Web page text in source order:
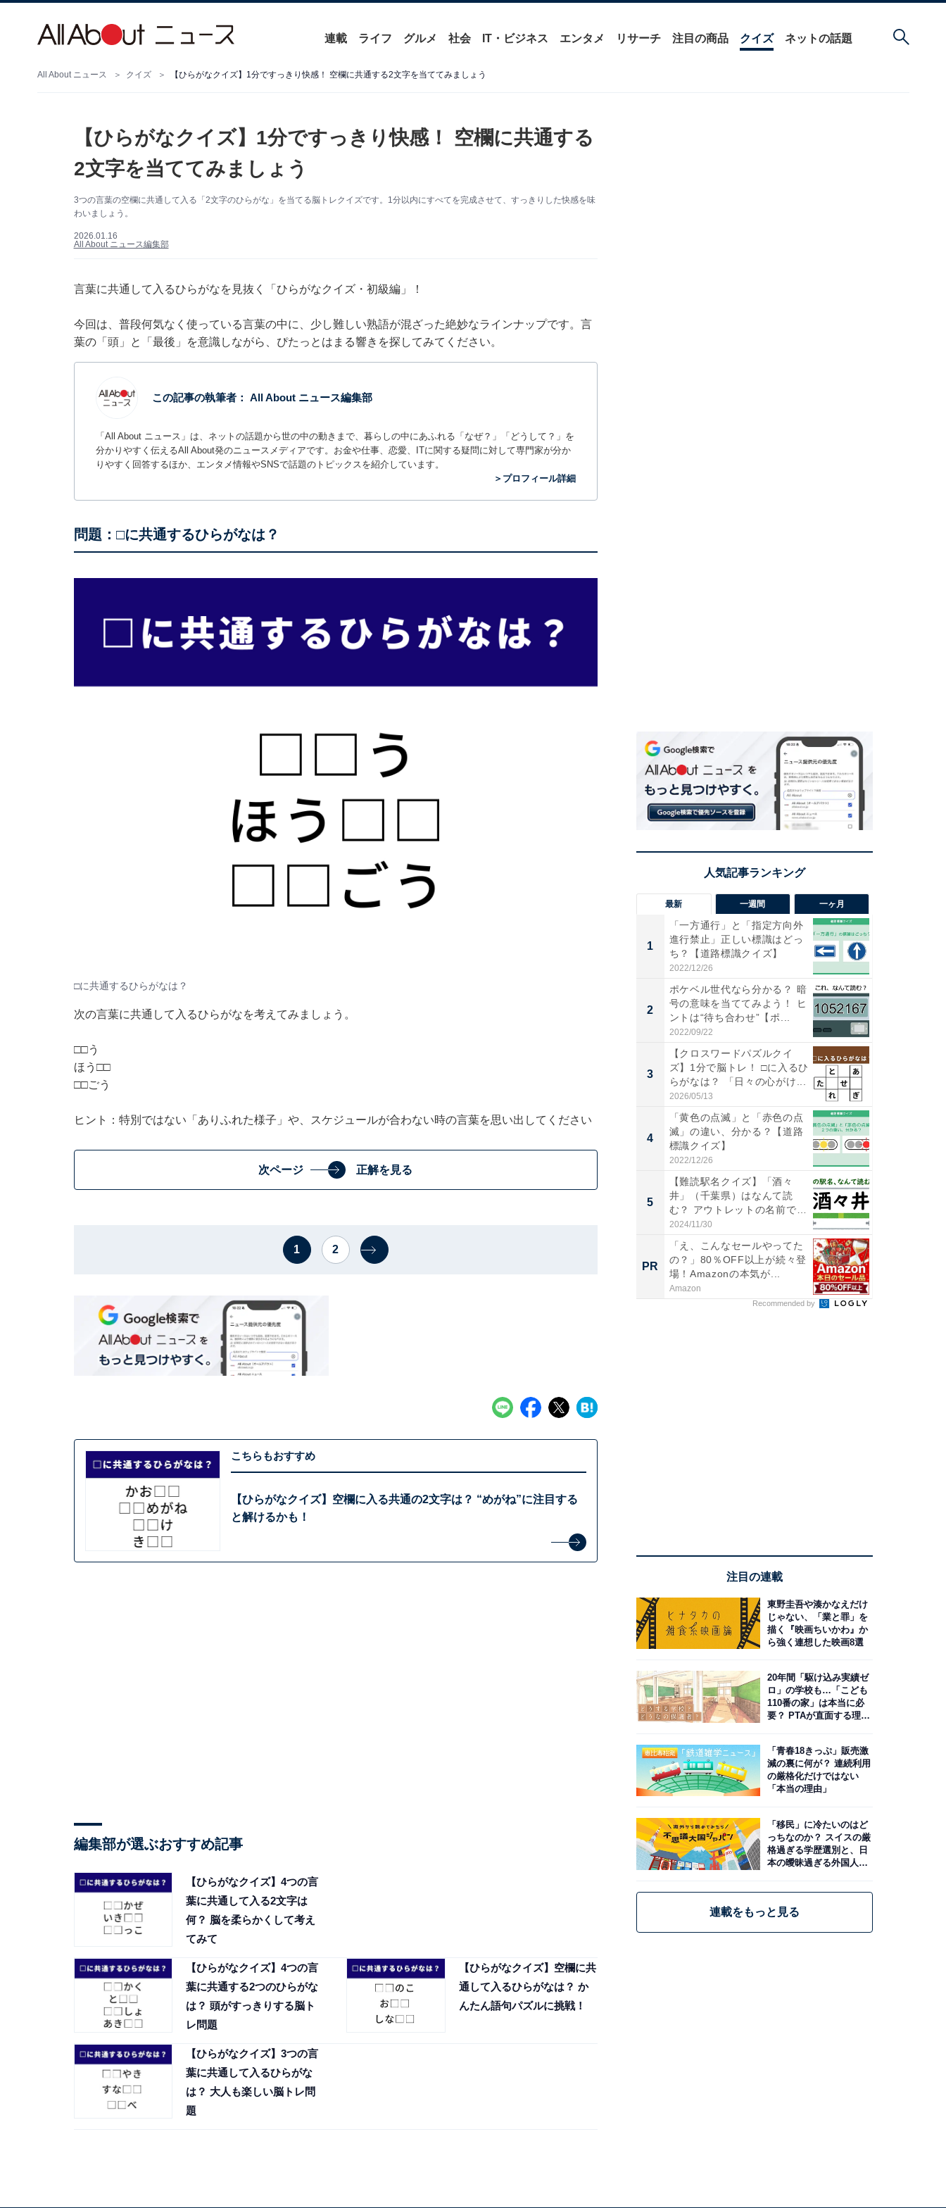
連載 ライフ グルメ 社会 IT・ビジネス エンタメ リサーチ 注目の商品 クイズ ネットの話題
All About ニュース クイズ 【ひらがなクイズ】1分ですっきり快感！ 空欄に共通する2文字を当ててみましょう
【ひらがなクイズ】1分ですっきり快感！ 空欄に共通する
2文字を当ててみましょう
3つの言葉の空欄に共通して入る「2文字のひらがな」を当てる脳トレクイズです。1分以内にすべてを完成させて、すっきりした快感を味
わいましょう。
2026.01.16
All About ニュース編集部
言葉に共通して入るひらがなを見抜く「ひらがなクイズ・初級編」！
今回は、普段何気なく使っている言葉の中に、少し難しい熟語が混ざった絶妙なラインナップです。言
葉の「頭」と「最後」を意識しながら、ぴたっとはまる響きを探してみてください。
この記事の執筆者： All About ニュース編集部
「All About ニュース」は、ネットの話題から世の中の動きまで、暮らしの中にあふれる「なぜ？」「どうして？」を
分かりやすく伝えるAll About発のニュースメディアです。お金や仕事、恋愛、ITに関する疑問に対して専門家が分か
りやすく回答するほか、エンタメ情報やSNSで話題のトピックスを紹介しています。
＞プロフィール詳細
問題：□に共通するひらがなは？
□に共通するひらがなは？
次の言葉に共通して入るひらがなを考えてみましょう。
□□う
ほう□□
□□ごう
ヒント：特別ではない「ありふれた様子」や、スケジュールが合わない時の言葉を思い出してください
次ページ 正解を見る
1 2
こちらもおすすめ
【ひらがなクイズ】空欄に入る共通の2文字は？ “めがね”に注目する
と解けるかも！
編集部が選ぶおすすめ記事
【ひらがなクイズ】4つの言
葉に共通して入る2文字は
何？ 脳を柔らかくして考え
てみて
【ひらがなクイズ】4つの言
葉に共通する2つのひらがな
は？ 頭がすっきりする脳ト
レ問題
【ひらがなクイズ】空欄に共
通して入るひらがなは？ か
んたん語句パズルに挑戦！
【ひらがなクイズ】3つの言
葉に共通して入るひらがな
は？ 大人も楽しい脳トレ問
題
最新 一週間 一ヶ月
1
「一方通行」と「指定方向外
進行禁止」正しい標識はどっ
ち？【道路標識クイズ】
2022/12/26
2
ポケベル世代なら分かる？ 暗
号の意味を当ててみよう！ ヒ
ントは“待ち合わせ”【ポ...
2022/09/22
3
【クロスワードパズルクイ
ズ】1分で脳トレ！ □に入るひ
らがなは？ 「日々の心がけ...
2026/05/13
4
「黄色の点滅」と「赤色の点
滅」の違い、分かる？【道路
標識クイズ】
2022/12/26
5
【難読駅名クイズ】「酒々
井」（千葉県）はなんて読
む？ アウトレットの名前でお
なじ...
2024/11/30
PR
「え、こんなセールやってた
の？」80％OFF以上が続々登
場！Amazonの本気が...
Amazon
Recommended by
注目の連載
東野圭吾や湊かなえだけ
じゃない、「業と罪」を
描く『映画ちいかわ』か
ら強く連想した映画8選
20年間「駆け込み実績ゼ
ロ」の学校も…「こども
110番の家」は本当に必
要？ PTAが直面する理想
「青春18きっぷ」販売激
減の裏に何が？ 連続利用
の厳格化だけではない
「本当の理由」
「移民」に冷たいのはど
っちなのか？ スイスの厳
格過ぎる学歴選別と、日
本の曖昧過ぎる外国人政
連載をもっと見る